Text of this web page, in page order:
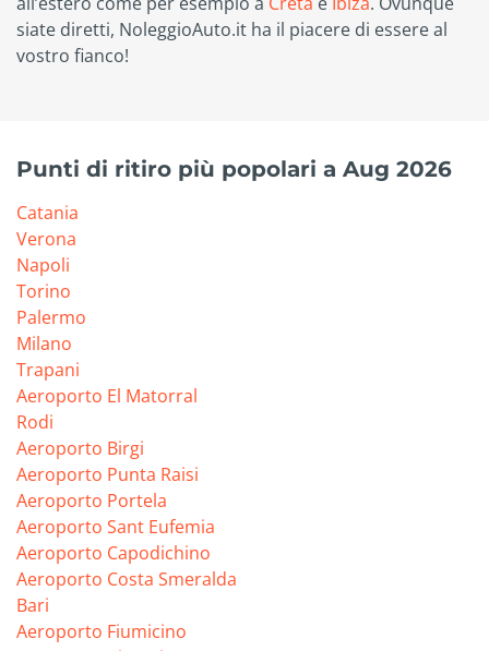
siate diretti, NoleggioAuto.it ha il piacere di essere al
vostro fianco!
Punti di ritiro più popolari a Aug 2026
Catania
Verona
Napoli
Torino
Palermo
Milano
Trapani
Aeroporto El Matorral
Rodi
Aeroporto Birgi
Aeroporto Punta Raisi
Aeroporto Portela
Aeroporto Sant Eufemia
Aeroporto Capodichino
Aeroporto Costa Smeralda
Bari
Aeroporto Fiumicino